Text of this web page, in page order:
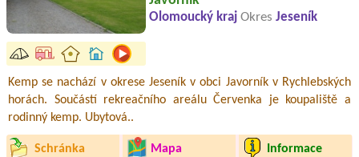
Olomoucký kraj Okres Jeseník
Kemp se nachází v okrese Jeseník v obci Javorník v Rychlebských
horách. Součástí rekreačního areálu Červenka je koupaliště a
rodinný kemp. Ubytová..
Schránka Mapa Informace